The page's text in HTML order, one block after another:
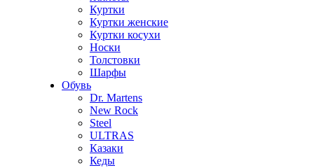
Куртки
Куртки женские
Куртки косухи
Носки
Толстовки
Шарфы
Обувь
Dr. Martens
New Rock
Steel
ULTRAS
Казаки
Кеды